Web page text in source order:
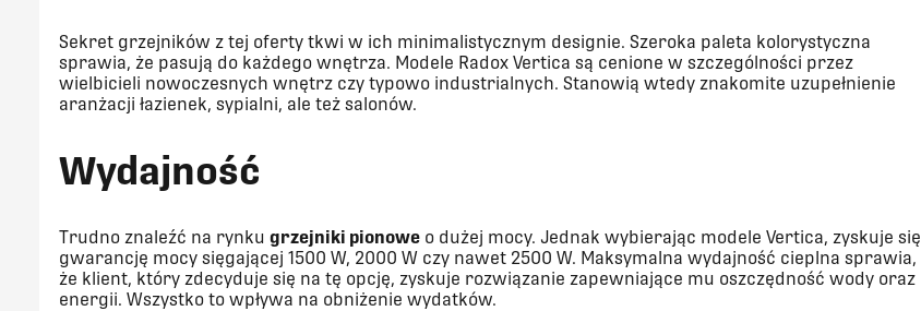
Sekret grzejników z tej oferty tkwi w ich minimalistycznym designie. Szeroka paleta kolorystyczna
sprawia, że pasują do każdego wnętrza. Modele Radox Vertica są cenione w szczególności przez
wielbicieli nowoczesnych wnętrz czy typowo industrialnych. Stanowią wtedy znakomite uzupełnienie
aranżacji łazienek, sypialni, ale też salonów.
Wydajność
Trudno znaleźć na rynku grzejniki pionowe o dużej mocy. Jednak wybierając modele Vertica, zyskuje się
gwarancję mocy sięgającej 1500 W, 2000 W czy nawet 2500 W. Maksymalna wydajność cieplna sprawia,
że klient, który zdecyduje się na tę opcję, zyskuje rozwiązanie zapewniające mu oszczędność wody oraz
energii. Wszystko to wpływa na obniżenie wydatków.